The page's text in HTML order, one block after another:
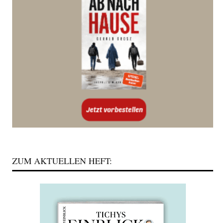
ZUM AKTUELLEN HEFT: